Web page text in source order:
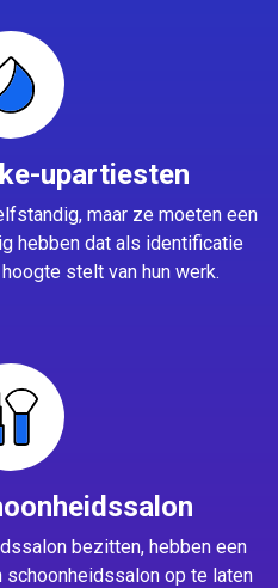
upartiesten
maar ze moeten een
hebben dat als identificatie
stelt van hun werk.
bezitten, hebben een
schoonheidssalon op te laten